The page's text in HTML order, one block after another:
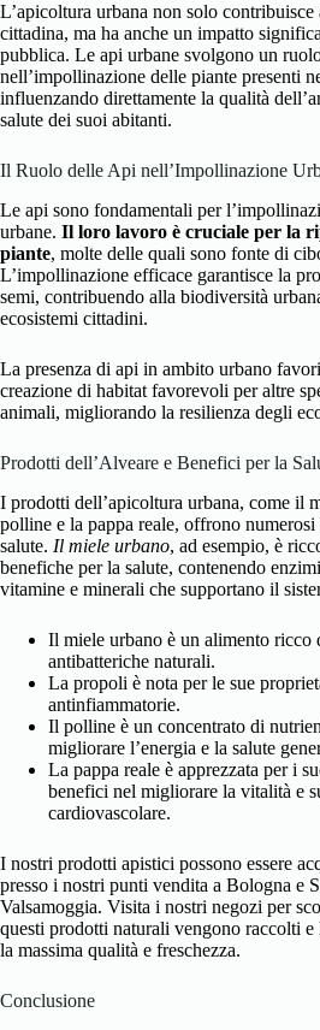
L’apicoltura urbana non solo
cittadina, ma ha anche un impatto
pubblica. Le api urbane svolgono un
nell’impollinazione delle piante presenti
influenzando direttamente la qualità
salute dei suoi abitanti.
Il Ruolo delle Api nell’Impollinazione
Le api sono fondamentali per
urbane. Il loro lavoro è cruciale per la
piante, molte delle quali sono fonte di
L’impollinazione efficace garantisce la
semi, contribuendo alla biodiversità
ecosistemi cittadini.
La presenza di api in ambito urbano
creazione di habitat favorevoli per altre
animali, migliorando la resilienza degli
Prodotti dell’Alveare e Benefici per la
I prodotti dell’apicoltura urbana, come il
polline e la pappa reale, offrono
salute. Il miele urbano, ad esempio, è
benefiche per la salute, contenendo
vitamine e minerali che supportano il
Il miele urbano è un alimento ricco
antibatteriche naturali.
La propoli è nota per le sue
antinfiammatorie.
Il polline è un concentrato di
migliorare l’energia e la salute
La pappa reale è apprezzata per i
benefici nel migliorare la vitalità e
cardiovascolare.
I nostri prodotti apistici possono essere
presso i nostri punti vendita a Bologna e
Valsamoggia. Visita i nostri negozi per
questi prodotti naturali vengono raccolti e
la massima qualità e freschezza.
Conclusione